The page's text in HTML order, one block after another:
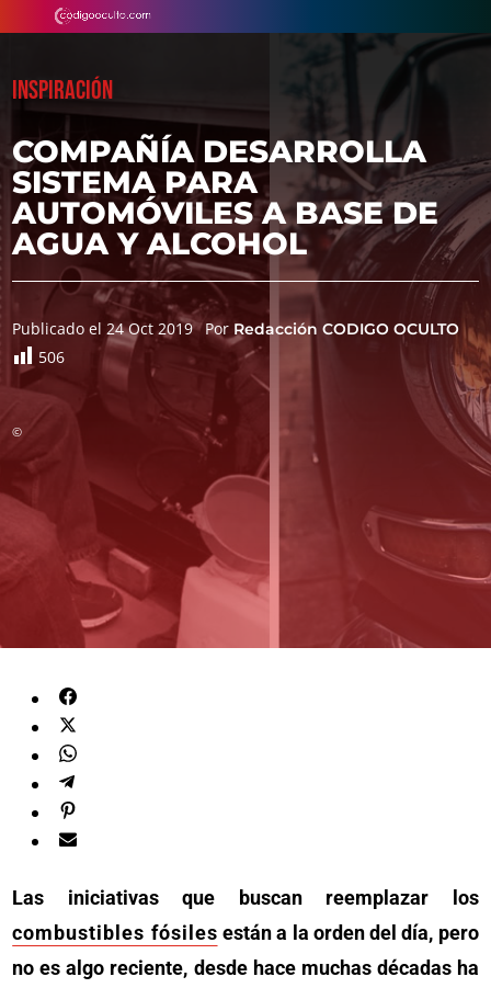
INSPIRACIÓN
COMPAÑÍA DESARROLLA
SISTEMA PARA
AUTOMÓVILES A BASE DE
AGUA Y ALCOHOL
Publicado el 24 Oct 2019 Por Redacción CODIGO OCULTO
506
©
Las iniciativas que buscan reemplazar los
combustibles fósiles están a la orden del día, pero
no es algo reciente, desde hace muchas décadas ha